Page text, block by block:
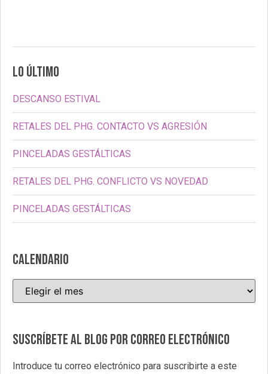
LO ÚLTIMO
DESCANSO ESTIVAL
RETALES DEL PHG. CONTACTO VS AGRESIÓN
PINCELADAS GESTÁLTICAS
RETALES DEL PHG. CONFLICTO VS NOVEDAD
PINCELADAS GESTÁLTICAS
CALENDARIO
Suscríbete al blog por correo electrónico
Introduce tu correo electrónico para suscribirte a este